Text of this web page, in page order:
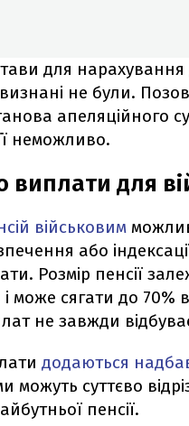
для
не були.
апеляційного
неможливо.
для
військовим
або
Розмір пенсії
і може сягати до 70%
не завжди
додаються
можуть суттєво
пенсії.